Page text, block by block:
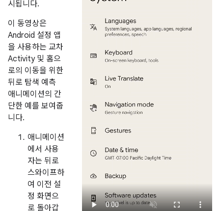
시됩니다.
이 동영상은
Android 설정 앱
을 사용하는 교차
Activity 및 홈으
로의 이동을 위한
뒤로 탐색 예측
애니메이션의 간
단한 예를 보여줍
니다.
애니메이션
에서 사용
자는 뒤로
스와이프하
여 이전 설
정 화면으
로 돌아갑